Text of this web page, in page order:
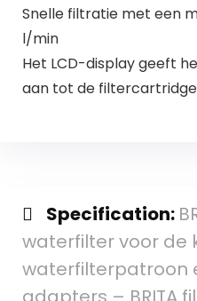
Snelle filtratie met een
l/min
Het LCD-display geeft
aan tot de
Specification:
waterfilter voor de
waterfilterpatroon